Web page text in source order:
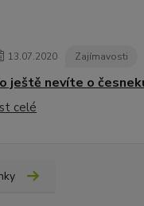
13.07.2020 Zajímavosti
ještě nevíte o
celé